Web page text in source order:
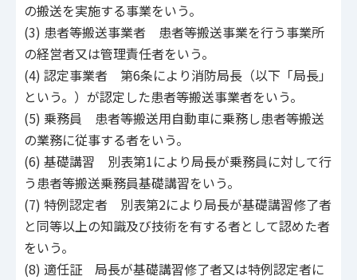
の搬送を実施する事業をいう。
(3) 患者等搬送事業者 患者等搬送事業を行う事業所
の経営者又は管理責任者をいう。
(4) 認定事業者 第6条により消防局長（以下「局長」
という。）が認定した患者等搬送事業者をいう。
(5) 乗務員 患者等搬送用自動車に乗務し患者等搬送
の業務に従事する者をいう。
(6) 基礎講習 別表第1により局長が乗務員に対して行
う患者等搬送乗務員基礎講習をいう。
(7) 特例認定者 別表第2により局長が基礎講習修了者
と同等以上の知識及び技術を有する者として認めた者
をいう。
(8) 適任証 局長が基礎講習修了者又は特例認定者に